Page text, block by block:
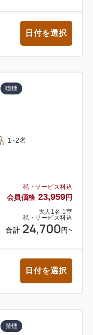
日付を選択
税・サービス料込
会員価格 23,959円
大人 1名 1室
税・サービス料込
合計 24,700 円~
喫煙
1~2名
日付を選択
禁煙